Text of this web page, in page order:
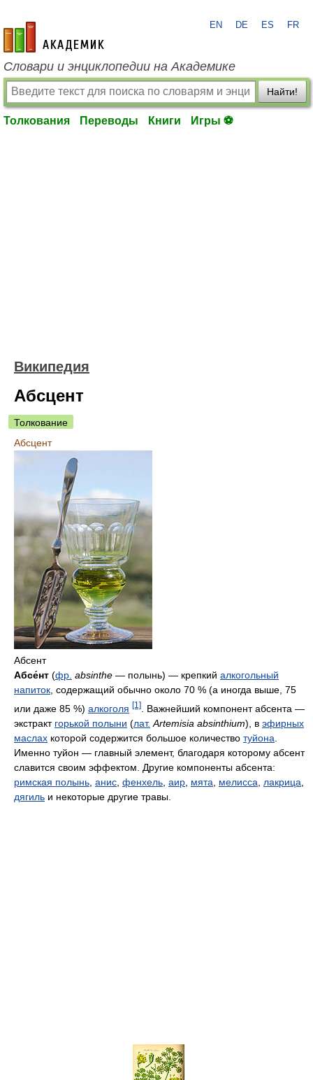
academic.ru
EN DE ES FR
Словари и энциклопедии на Академике
Найти!
Толкования Переводы Книги Игры ⚽
Википедия
Абсцент
Толкование
Абсцент
Абсент
Абсе́нт (фр. absinthe — полынь) — крепкий алкогольный
напиток , содержащий обычно около 70 % (а иногда выше, 75
или даже 85 %) алкоголя [1]
. Важнейший компонент абсента —
экстракт горькой полыни (лат. Artemisia absinthium), в эфирных
маслах которой содержится большое количество туйона
Именно туйон — главный элемент, благодаря которому абсент
славится своим эффектом. Другие компоненты абсента:
римская полынь анис фенхель аир мята мелисса лакрица
дягиль и некоторые другие травы.